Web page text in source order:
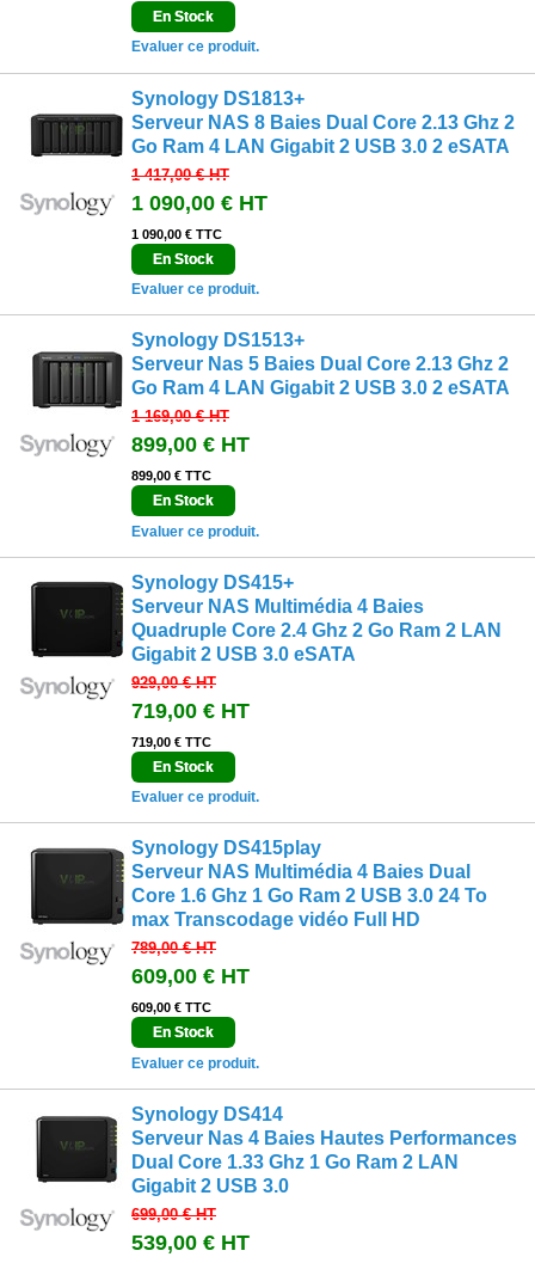
En Stock
Evaluer ce produit.
Synology DS1813+
Serveur NAS 8 Baies Dual Core 2.13 Ghz 2
Go Ram 4 LAN Gigabit 2 USB 3.0 2 eSATA
1 417,00 €HT
1 090,00 € HT
1 090,00 € TTC
En Stock
Evaluer ce produit.
Synology DS1513+
Serveur Nas 5 Baies Dual Core 2.13 Ghz 2
Go Ram 4 LAN Gigabit 2 USB 3.0 2 eSATA
1 169,00 €HT
899,00 € HT
899,00 € TTC
En Stock
Evaluer ce produit.
Synology DS415+
Serveur NAS Multimédia 4 Baies
Quadruple Core 2.4 Ghz 2 Go Ram 2 LAN
Gigabit 2 USB 3.0 eSATA
929,00 €HT
719,00 € HT
719,00 € TTC
En Stock
Evaluer ce produit.
Synology DS415play
Serveur NAS Multimédia 4 Baies Dual
Core 1.6 Ghz 1 Go Ram 2 USB 3.0 24 To
max Transcodage vidéo Full HD
789,00 €HT
609,00 € HT
609,00 € TTC
En Stock
Evaluer ce produit.
Synology DS414
Serveur Nas 4 Baies Hautes Performances
Dual Core 1.33 Ghz 1 Go Ram 2 LAN
Gigabit 2 USB 3.0
699,00 €HT
539,00 € HT